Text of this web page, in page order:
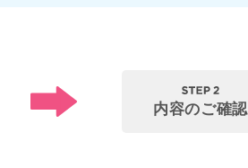
内容のご確認